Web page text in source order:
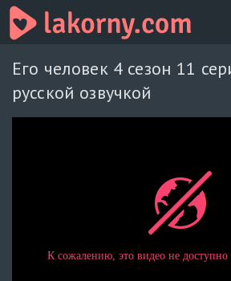
Его человек 4 сезон 11
русской озвучкой